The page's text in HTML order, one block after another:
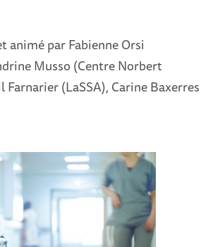
animé par Fabienne Orsi
Musso (Centre Norbert
(LaSSA), Carine Baxerres